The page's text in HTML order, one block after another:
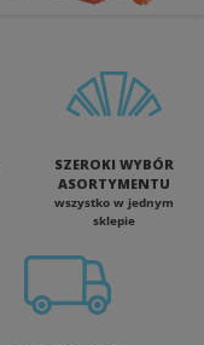
SZEROKI WYBÓR
ASORTYMENTU
wszystko w jednym
sklepie